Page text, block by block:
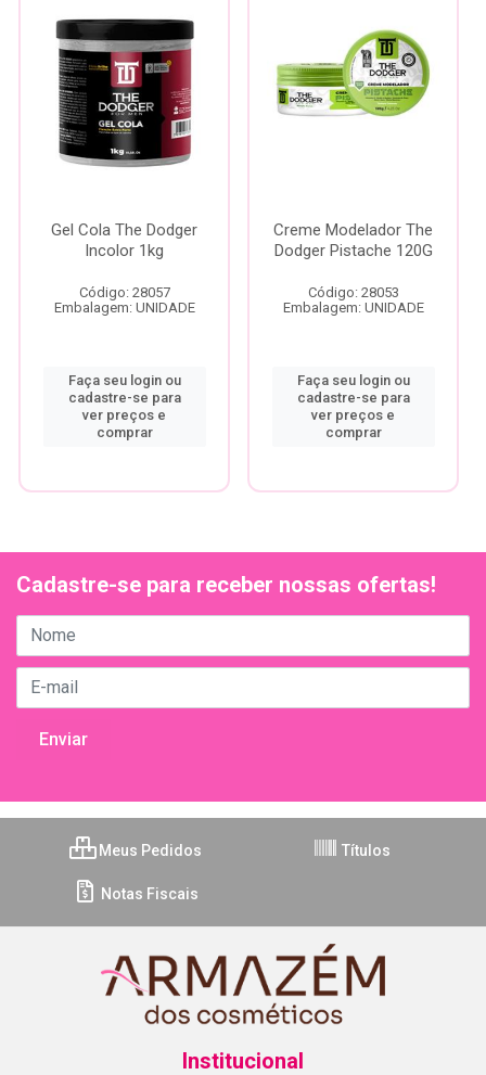
Gel Cola The Dodger
Incolor 1kg
Código: 28057
Embalagem: UNIDADE
Faça seu login ou
cadastre-se para
ver preços e
comprar
Creme Modelador The
Dodger Pistache 120G
Código: 28053
Embalagem: UNIDADE
Faça seu login ou
cadastre-se para
ver preços e
comprar
Cadastre-se para receber nossas ofertas!
Meus Pedidos Títulos
Notas Fiscais
Institucional